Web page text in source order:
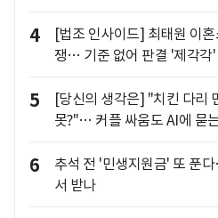
4
[법조 인사이드] 최태원 이
쟁… 기준 없어 판결 '제각각'
5
[당신의 생각은] "치킨 다리
못?"… 커플 싸움도 AI에 묻
6
추석 전 '민생지원금' 또 푼
서 받나